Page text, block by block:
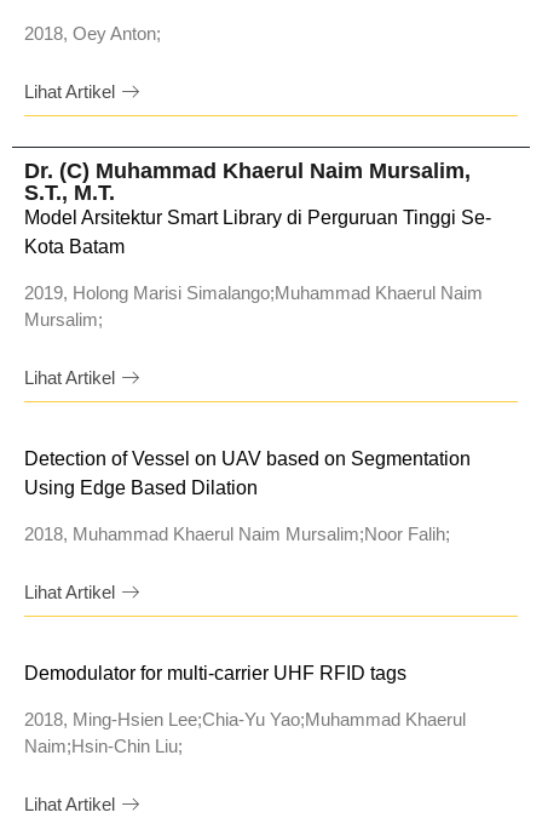
2018, Oey Anton;
Lihat Artikel
Dr. (C) Muhammad Khaerul Naim Mursalim,
S.T., M.T.
Model Arsitektur Smart Library di Perguruan Tinggi Se-
Kota Batam
2019, Holong Marisi Simalango;Muhammad Khaerul Naim
Mursalim;
Lihat Artikel
Detection of Vessel on UAV based on Segmentation
Using Edge Based Dilation
2018, Muhammad Khaerul Naim Mursalim;Noor Falih;
Lihat Artikel
Demodulator for multi-carrier UHF RFID tags
2018, Ming-Hsien Lee;Chia-Yu Yao;Muhammad Khaerul
Naim;Hsin-Chin Liu;
Lihat Artikel